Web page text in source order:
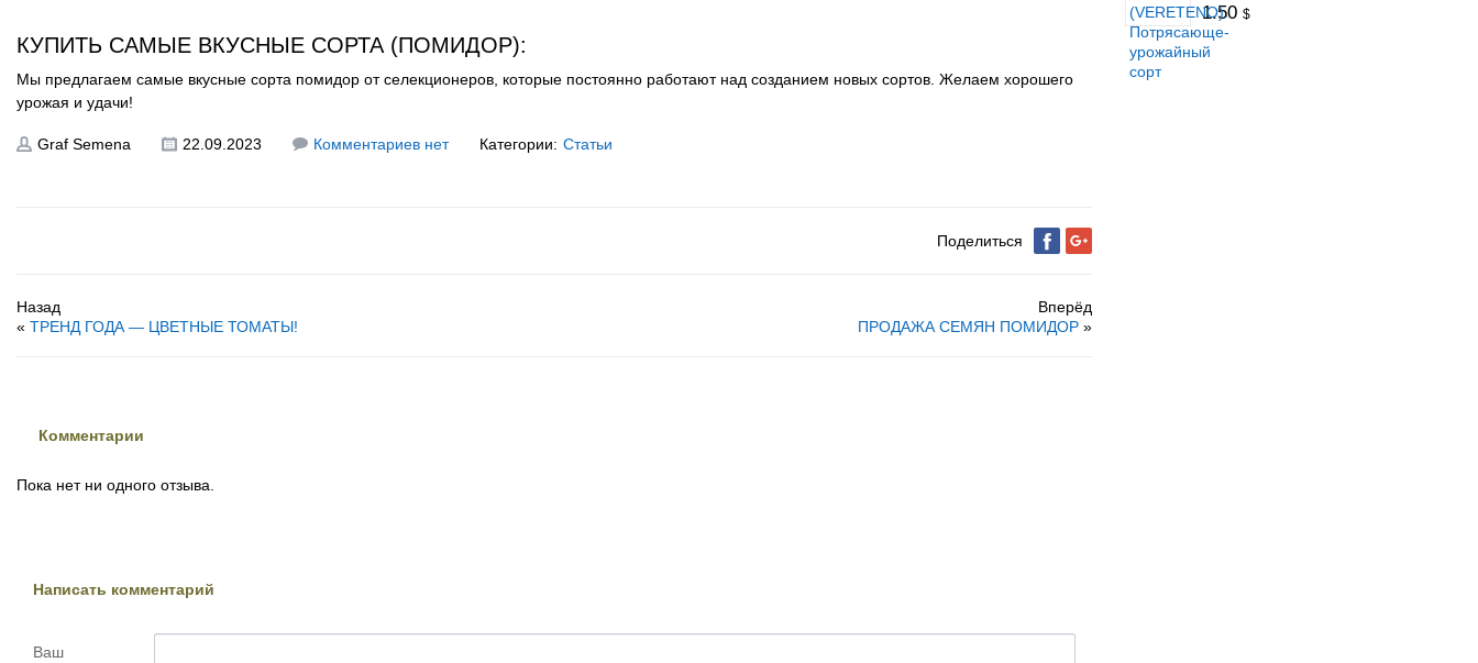
1.50 $
КУПИТЬ САМЫЕ ВКУСНЫЕ СОРТА (ПОМИДОР):
Мы предлагаем самые вкусные сорта помидор от селекционеров, которые постоянно работают над созданием новых сортов. Желаем хорошего
урожая и удачи!
Graf Semena 22.09.2023 Комментариев нет Категории: Статьи
Поделиться
Назад
« ТРЕНД ГОДА — ЦВЕТНЫЕ ТОМАТЫ!
Вперёд
ПРОДАЖА СЕМЯН ПОМИДОР »
Комментарии
Пока нет ни одного отзыва.
Написать комментарий
Ваш